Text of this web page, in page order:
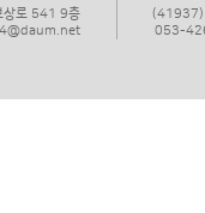
상로 541 9층
(41937)
053-